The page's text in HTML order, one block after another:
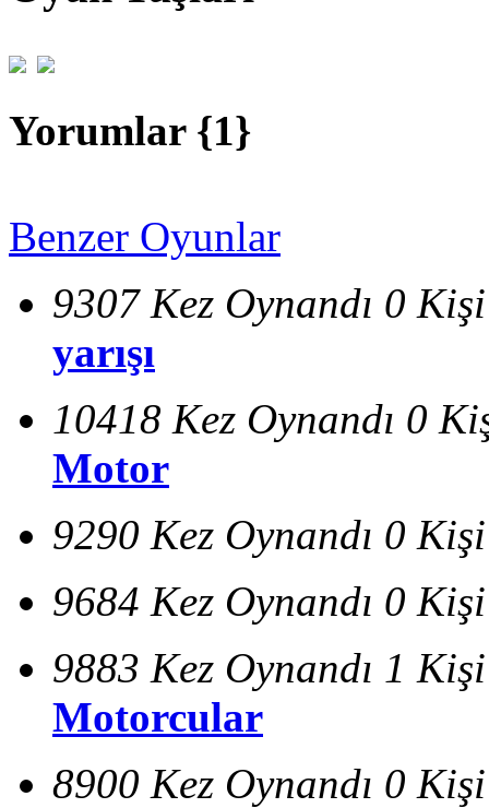
Yorumlar {1}
Benzer Oyunlar
9307 Kez Oynandı 0
yarışı
10418 Kez Oynandı 0
Motor
9290 Kez Oynandı 0
9684 Kez Oynandı 0
9883 Kez Oynandı 1
Motorcular
8900 Kez Oynandı 0